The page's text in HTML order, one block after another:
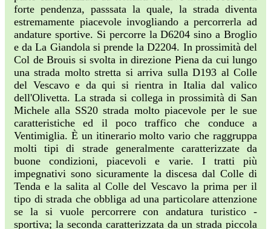
forte pendenza, passsata la quale, la strada diventa
estremamente piacevole invogliando a percorrerla ad
andature sportive. Si percorre la D6204 sino a Broglio
e da La Giandola si prende la D2204. In prossimità del
Col de Brouis si svolta in direzione Piena da cui lungo
una strada molto stretta si arriva sulla D193 al Colle
del Vescavo e da qui si rientra in Italia dal valico
dell'Olivetta. La strada si collega in prossimità di San
Michele alla SS20 strada molto piacevole per le sue
caratteristiche ed il poco traffico che conduce a
Ventimiglia. È un itinerario molto vario che raggruppa
molti tipi di strade generalmente caratterizzate da
buone condizioni, piacevoli e varie. I tratti più
impegnativi sono sicuramente la discesa dal Colle di
Tenda e la salita al Colle del Vescavo la prima per il
tipo di strada che obbliga ad una particolare attenzione
se la si vuole percorrere con andatura turistico -
sportiva; la seconda caratterizzata da un strada piccola